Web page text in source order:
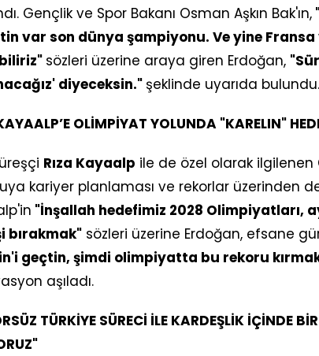
Gençlik ve Spor Bakanı Osman Aşkın Bak'ın,
var son dünya şampiyonu. Ve yine
sözleri üzerine araya giren Erdoğan,
diyeceksin." şeklinde uyarıda bulundu.
OLİMPİYAT YOLUNDA "KARELIN"
Rıza Kayaalp ile de özel olarak ilgilenen
kariyer planlaması ve rekorlar üzerinden
"İnşallah hedefimiz 2028 Olimpiyatları,
bırakmak" sözleri üzerine Erdoğan, efsane
geçtin, şimdi olimpiyatta bu rekoru
aşıladı.
TÜRKİYE SÜRECİ İLE KARDEŞLİK İÇİNDE